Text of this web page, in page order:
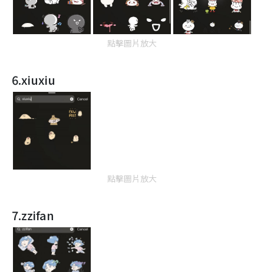
點擊圖片放大
6.xiuxiu
點擊圖片放大
7.zzifan